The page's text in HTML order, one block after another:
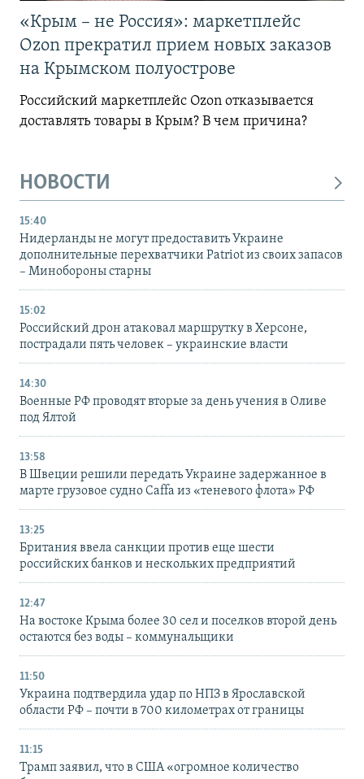
«Крым – не Россия»: маркетплейс
Ozon прекратил прием новых заказов
на Крымском полуострове
Российский маркетплейс Ozon отказывается
доставлять товары в Крым? В чем причина?
НОВОСТИ
15:40
Нидерланды не могут предоставить Украине
дополнительные перехватчики Patriot из своих запасов
– Минобороны старны
15:02
Российский дрон атаковал маршрутку в Херсоне,
пострадали пять человек – украинские власти
14:30
Военные РФ проводят вторые за день учения в Оливе
под Ялтой
13:58
В Швеции решили передать Украине задержанное в
марте грузовое судно Caffa из «теневого флота» РФ
13:25
Британия ввела санкции против еще шести
российских банков и нескольких предприятий
12:47
На востоке Крыма более 30 сел и поселков второй день
остаются без воды – коммунальщики
11:50
Украина подтвердила удар по НПЗ в Ярославской
области РФ – почти в 700 километрах от границы
11:15
Трамп заявил, что в США «огромное количество